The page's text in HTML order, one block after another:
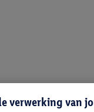
verwerking van